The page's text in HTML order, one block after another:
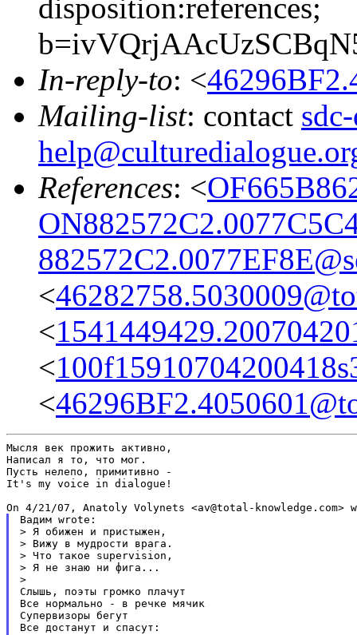
disposition:references;
In-reply-to: <
Mailing-list: contact
References: <
<
<
<
<
Мысля век прожить активно,
Написал я то, что мог.
Пусть нелепо, примитивно -
It's my voice in dialogue!
Вадим wrote:
> Я обижен и пристыжен,
> Вижу в мудрости врага.
> Что такое supervision,
> Я не знаю ни фига...
>
Слышь, поэты громко плачут
Все нормально - в речке мячик
Супервизоры бегут
Все достанут и спасут: